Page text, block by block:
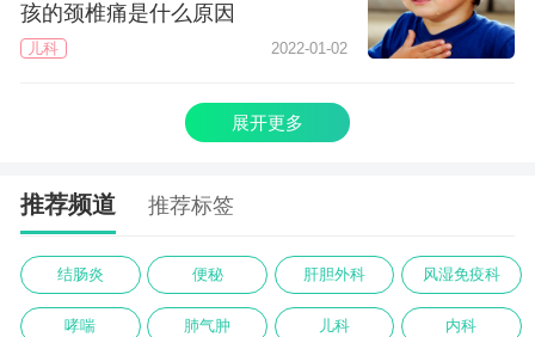
孩的颈椎痛是什么原因
儿科 2022-01-02
展开更多
推荐频道 推荐标签
结肠炎 便秘 肝胆外科 风湿免疫科
哮喘 肺气肿 儿科 内科